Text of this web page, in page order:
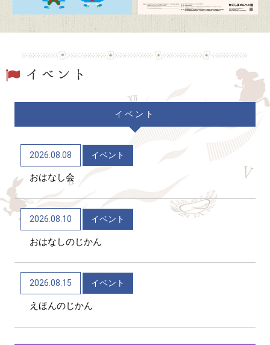
2026/06/06 トピックス
かごしまメルヘン館特別企画展「教科書で出会う童
話と絵本展」（7/10～9/14）
トピックス
かごしま近代文学館 企画展「Let’s go to the
mountains！～作家×山～」（12/9～R9/6/21）
2026/06/04
かごしま近代文学館 テーマ展「向田邦子日本を旅
する～Bon Voyage～」（11/1～R9/3/15）
2026/06/01 トピックス
第48回「子どもたちに聞かせたい創作童話」作品募
集【6/1~9/11迄】
イベント
2026.08.08 イベント
おはなし会
2026.08.10 イベント
おはなしのじかん
2026.08.15 イベント
えほんのじかん